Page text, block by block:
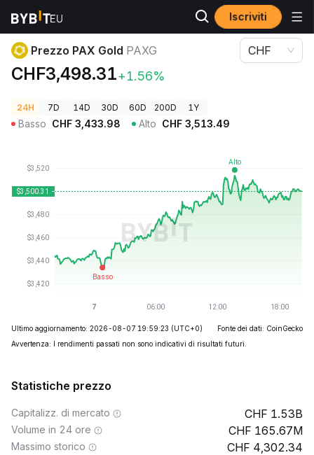
Iscriviti
Prezzi Crypto
Prezzo PAX Gold PAXG
CHF3,498.31+1.56%
CHF
24H 7D 14D 30D 60D 200D 1Y
Basso CHF 3,433.98 Alto CHF 3,513.49
Ultimo aggiornamento: 2026-08-07 19:59:23 (UTC+0)
Fonte dei dati: CoinGecko
Avvertenza: I rendimenti passati non sono indicativi di risultati futuri.
Statistiche prezzo
Capitalizz. di mercato 1.53B
Volume in 24 ore 165.67M
Massimo storico 4,302.34